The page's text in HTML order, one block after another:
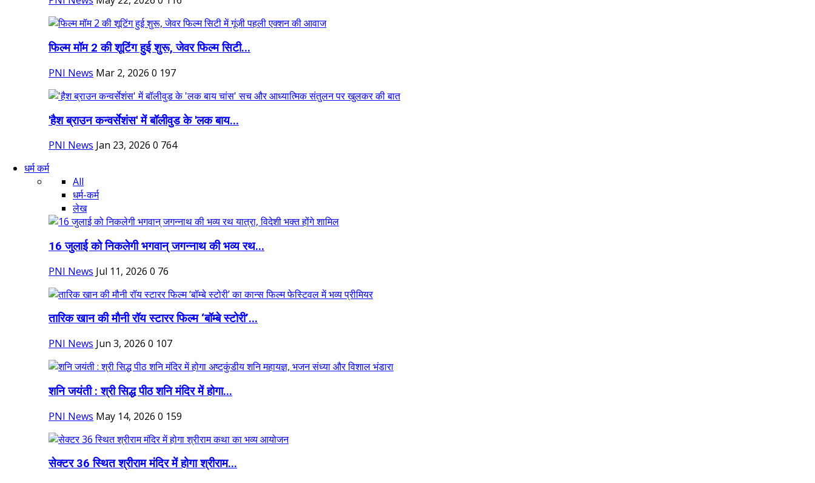
फिल्म मॉम 2 की शूटिंग हुई शुरू, जेवर फिल्म सिटी...
PNI News Mar 2, 2026 0 197
'हैश ब्राउन कन्वर्सेशंस' में बॉलीवुड के 'लक बाय...
PNI News Jan 23, 2026 0 764
धर्म कर्म
All
धर्म-कर्म
लेख
16 जुलाई को निकलेगी भगवान् जगन्नाथ की भव्य रथ...
PNI News Jul 11, 2026 0 76
तारिक खान की मौनी रॉय स्टारर फिल्म ‘बॉम्बे स्टोरी’...
PNI News Jun 3, 2026 0 107
शनि जयंती : श्री सिद्ध पीठ शनि मंदिर में होगा...
PNI News May 14, 2026 0 159
सेक्टर 36 स्थित श्रीराम मंदिर में होगा श्रीराम...